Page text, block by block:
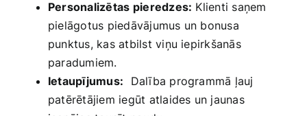
Personalizētas ⁢pieredzes: Klienti ‌saņem
pielāgotus piedāvājumus un bonusa
punktus, kas ‌atbilst viņu iepirkšanās ​
paradumiem.
Ietaupījumus: ‌ Dalība programmā ļauj
patērētājiem iegūt atlaides un jaunas